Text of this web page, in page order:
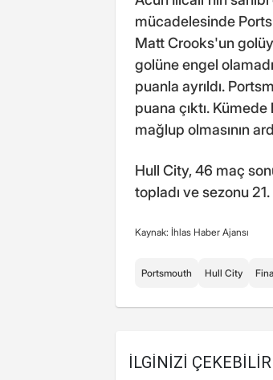
mücadelesinde
Matt Crooks'un
golüne engel
puanla ayrıldı.
puana çıktı.
mağlup olmasının
Hull City, 46 maç
topladı ve sezonu
Kaynak: İhlas Haber Ajansı
Portsmouth Hull City